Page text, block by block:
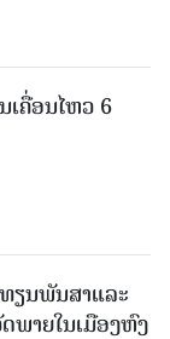
ຄື່ອນໄຫວ 6
ຽນພັນສາແລະ
ພາຍໃນເມືອງຫົງ